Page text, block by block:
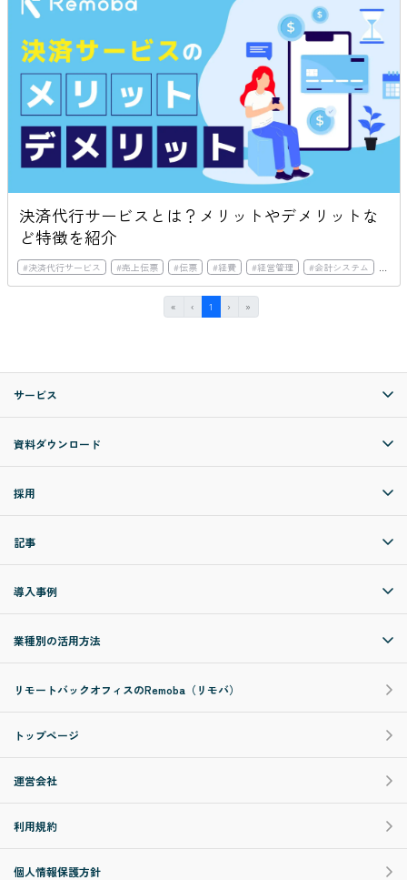
決済代行サービスとは？メリットやデメリットな
ど特徴を紹介
#決済代行サービス #売上伝票 #伝票 #経費 #経営管理 #会計システム #
« First‹ Previous
1 (current)
› Next»
サービス
資料ダウンロード
採用
記事
導入事例
業種別の活用方法
リモートバックオフィスのRemoba（リモバ）
トップページ
運営会社
利用規約
個人情報保護方針